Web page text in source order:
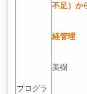
プログラ
不足）か
経管理
食品
美樹
（座